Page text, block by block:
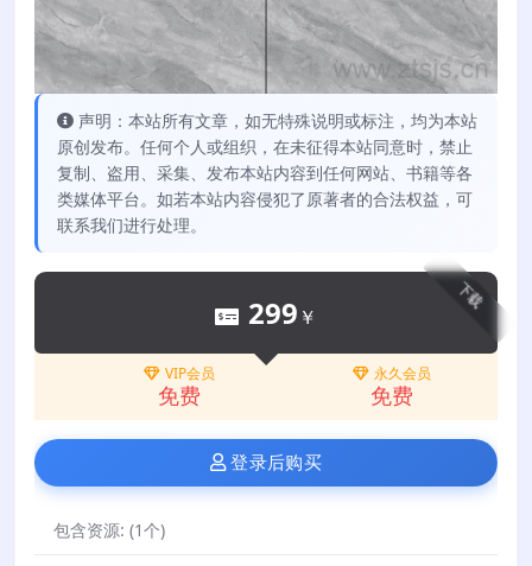
声明：本站所有文章，如无特殊说明或标注，均为本站
原创发布。任何个人或组织，在未征得本站同意时，禁止
复制、盗用、采集、发布本站内容到任何网站、书籍等各
类媒体平台。如若本站内容侵犯了原著者的合法权益，可
联系我们进行处理。
下载
299 ￥
VIP会员
免费
永久会员
免费
登录后购买
包含资源: (1个)